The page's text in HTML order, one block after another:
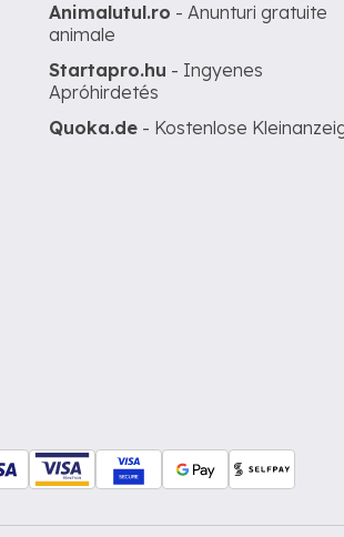
Animalutul.ro - Anunturi gratuite
animale
Startapro.hu - Ingyenes
Apróhirdetés
Quoka.de - Kostenlose